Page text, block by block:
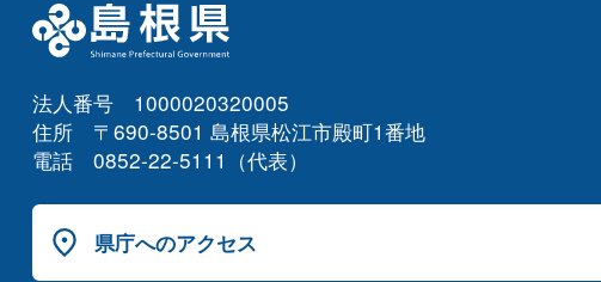
法人番号 1000020320005
住所 〒690-8501 島根県松江市殿町1番地
電話 0852-22-5111（代表）
県庁へのアクセス